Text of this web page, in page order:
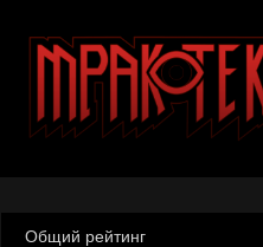
Общий рейтинг